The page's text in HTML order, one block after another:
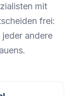
mit
frei:
jeder andere